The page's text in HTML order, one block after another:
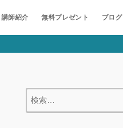
講師紹介 無料プレゼント ブログ